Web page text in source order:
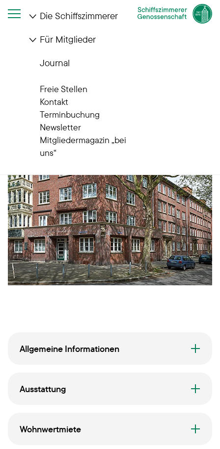
Die Schiffszimmerer
Für Mitglieder
Journal
Freie Stellen
Kontakt
Terminbuchung
Newsletter
Mitgliedermagazin „bei
uns“
Startseite
Die Schiffszimmerer Wohnanlagen
Memelhaus
Allgemeine Informationen
Ausstattung
Wohnwertmiete